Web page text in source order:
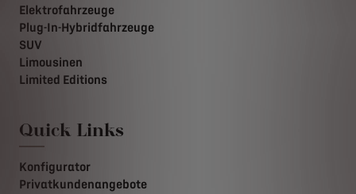
Elektrofahrzeuge
Plug-In-Hybridfahrzeuge
SUV
Limousinen
Limited Editions
Quick Links
Konfigurator
Privatkundenangebote